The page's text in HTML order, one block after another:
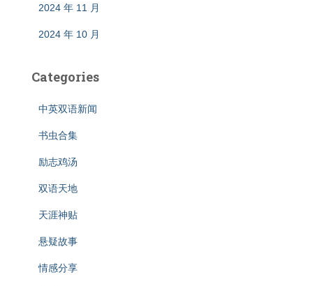
2024 年 11 月
2024 年 10 月
Categories
中英双语新闻
书虫合集
励志鸡汤
双语天地
天涯神贴
悬疑故事
情感分享